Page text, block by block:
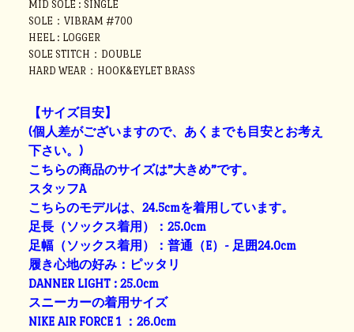
MID SOLE : SINGLE
SOLE：VIBRAM #700
HEEL : LOGGER
SOLE STITCH：DOUBLE
HARD WEAR：HOOK&EYLET BRASS
【サイズ目安】
(個人差がございますので、あくまでも目安とお考え
下さい。)
こちらの商品のサイズは”大きめ”です。
スタッフA
こちらのモデルは、24.5cmを着用しています。
足長（ソックス着用）：25.0cm
足幅（ソックス着用）：普通（E）- 足囲24.0cm
履き心地の好み：ピッタリ
DANNER LIGHT : 25.0cm
スニーカーの着用サイズ
NIKE AIR FORCE 1 ：26.0cm